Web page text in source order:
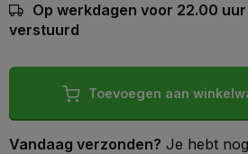
Op werkdagen voor 22.00
verstuurd
Toevoegen aan
Vandaag verzonden? Je hebt